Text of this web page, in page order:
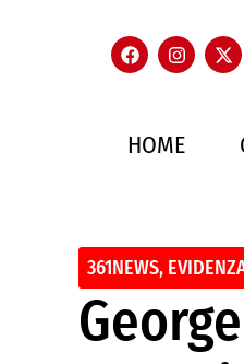
HOME
361NEWS,